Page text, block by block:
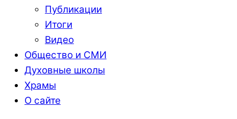
Публикации
Итоги
Видео
Общество и СМИ
Духовные школы
Храмы
О сайте